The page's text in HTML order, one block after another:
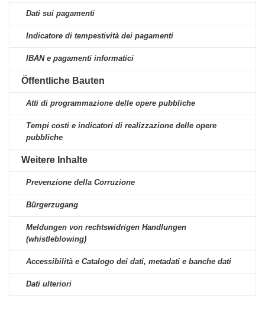
Dati sui pagamenti
Indicatore di tempestività dei pagamenti
IBAN e pagamenti informatici
Öffentliche Bauten
Atti di programmazione delle opere pubbliche
Tempi costi e indicatori di realizzazione delle opere
pubbliche
Weitere Inhalte
Prevenzione della Corruzione
Bürgerzugang
Meldungen von rechtswidrigen Handlungen
(whistleblowing)
Accessibilità e Catalogo dei dati, metadati e banche dati
Dati ulteriori